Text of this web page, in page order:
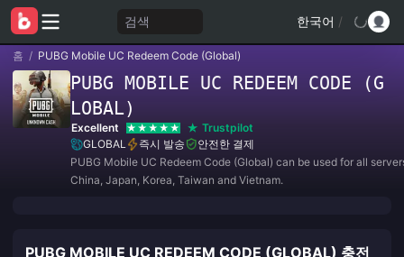
검색 한국어 /
홈 / PUBG Mobile UC Redeem Code (Global)
PUBG MOBILE UC REDEEM CODE (G
LOBAL)
Excellent
Trustpilot
GLOBAL
즉시 발송
안전한 결제
PUBG Mobile UC Redeem Code (Global) can be used for all
China, Japan, Korea, Taiwan and Vietnam.
PUBG MOBILE UC REDEEM CODE (GLOBAL) 충전